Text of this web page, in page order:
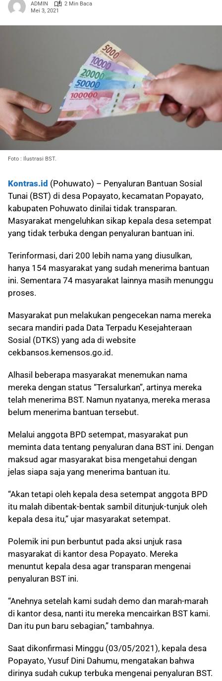
ADMIN
2 Min Baca
Mei 3, 2021
Foto : Ilustrasi BST.
Kontras.id (Pohuwato) – Penyaluran Bantuan Sosial
Tunai (BST) di desa Popayato, kecamatan Popayato,
kabupaten Pohuwato dinilai tidak transparan.
Masyarakat mengeluhkan sikap kepala desa setempat
yang tidak terbuka dengan penyaluran bantuan ini.
Terinformasi, dari 200 lebih nama yang diusulkan,
hanya 154 masyarakat yang sudah menerima bantuan
ini. Sementara 74 masyarakat lainnya masih menunggu
proses.
Masyarakat pun melakukan pengecekan nama mereka
secara mandiri pada Data Terpadu Kesejahteraan
Sosial (DTKS) yang ada di website
cekbansos.kemensos.go.id.
Alhasil beberapa masyarakat menemukan nama
mereka dengan status “Tersalurkan”, artinya mereka
telah menerima BST. Namun nyatanya, mereka merasa
belum menerima bantuan tersebut.
Melalui anggota BPD setempat, masyarakat pun
meminta data tentang penyaluran dana BST ini. Dengan
maksud agar masyarakat bisa mengetahui dengan
jelas siapa saja yang menerima bantuan itu.
“Akan tetapi oleh kepala desa setempat anggota BPD
itu malah dibentak-bentak sambil ditunjuk-tunjuk oleh
kepala desa itu,” ujar masyarakat setempat.
Polemik ini pun berbuntut pada aksi unjuk rasa
masyarakat di kantor desa Popayato. Mereka
menuntut kepala desa agar transparan mengenai
penyaluran BST ini.
“Anehnya setelah kami sudah demo dan marah-marah
di kantor desa, nanti itu mereka mencairkan BST kami.
Dan itu pun baru sebagian,” tambahnya.
Saat dikonfirmasi Minggu (03/05/2021), kepala desa
Popayato, Yusuf Dini Dahumu, mengatakan bahwa
dirinya sudah cukup terbuka mengenai penyaluran BST.